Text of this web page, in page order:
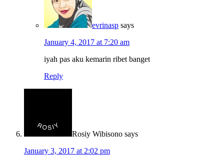
evrinasp says
January 4, 2017 at 7:20 am
iyah pas aku kemarin ribet banget
Reply
Rosiy Wibisono says
January 3, 2017 at 2:02 pm